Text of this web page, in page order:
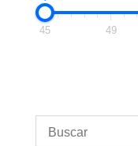
45 49